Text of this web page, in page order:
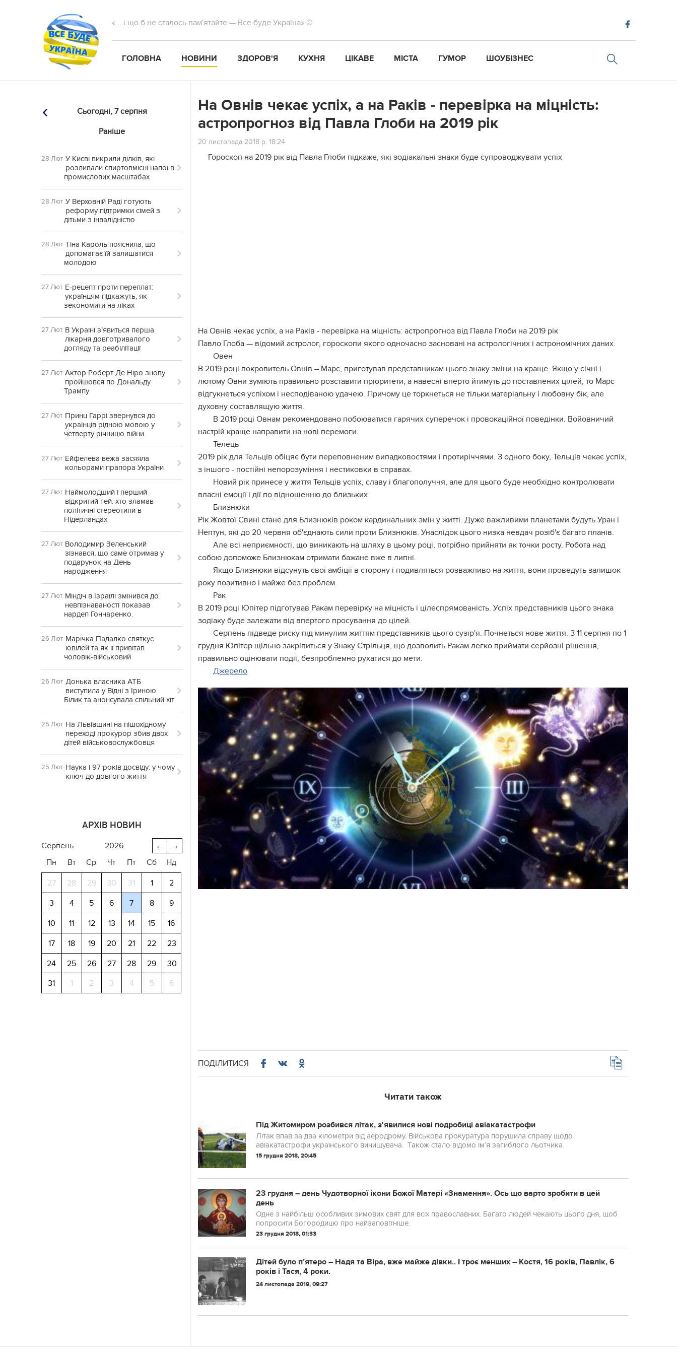
«... і що б не сталось пам'ятайте — Все буде Україна» ©
ГОЛОВНА НОВИНИ ЗДОРОВ'Я КУХНЯ ЦІКАВЕ МІСТА ГУМОР ШОУБІЗНЕС
Сьогодні, 7 серпня
Раніше
28 Лют У Києві викрили ділків, які
розливали спиртовмісні напої в
промислових масштабах
28 Лют У Верховній Раді готують
реформу підтримки сімей з
дітьми з інвалідністю
28 Лют Тіна Кароль пояснила, що
допомагає їй залишатися
молодою
27 Лют Е-рецепт проти переплат:
українцям підкажуть, як
зекономити на ліках
27 Лют В Україні з’явиться перша
лікарня довготривалого
догляду та реабілітації
27 Лют Актор Роберт Де Ніро знову
пройшовся по Дональду
Трампу
27 Лют Принц Гаррі звернувся до
українців рідною мовою у
четверту річницю війни.
27 Лют Ейфелева вежа засяяла
кольорами прапора України
27 Лют Наймолодший і перший
відкритий гей: хто зламав
політичні стереотипи в
Нідерландах
27 Лют Володимир Зеленський
зізнався, що саме отримав у
подарунок на День
народження
27 Лют Міндіч в Ізраїлі змінився до
невпізнаваності показав
нардеп Гончаренко.
26 Лют Марічка Падалко святкує
ювілей та як її привітав
чоловік-військовий
26 Лют Донька власника АТБ
виступила у Відні з Іриною
Білик та анонсувала спільний хіт
25 Лют На Львівщині на пішохідному
переході прокурор збив двох
дітей військовослужбовця
25 Лют Наука і 97 років досвіду: у чому
ключ до довгого життя
АРХІВ НОВИН
→
←
серпень
2026
Пн
Вт Ср Чт Пт Сб Нд
27 28 29 30 31 1
2
3
4 5 6 7 8
9
10
11 12 13 14 15
16
17
18 19 20 21 22
23
24
25 26 27 28 29
30
31
1 2 3 4 5 6
На Овнів чекає успіх, а на Раків - перевірка на міцність:
астропрогноз від Павла Глоби на 2019 рік
20 листопада 2018 р. 18:24
Гороскоп на 2019 рік від Павла Глоби підкаже, які зодіакальні знаки буде супроводжувати успіх
На Овнів чекає успіх, а на Раків - перевірка на міцність: астропрогноз від Павла Глоби на 2019 рік
Павло Глоба — відомий астролог, гороскопи якого одночасно засновані на астрологічних і астрономічних даних.
Овен
В 2019 році покровитель Овнів – Марс, приготував представникам цього знаку зміни на краще. Якщо у січні і
лютому Овни зуміють правильно розставити пріоритети, а навесні вперто йтимуть до поставлених цілей, то Марс
відгукнеться успіхом і несподіваною удачею. Причому це торкнеться не тільки матеріальну і любовну бік, але
духовну составлящую життя.
В 2019 році Овнам рекомендовано побоюватися гарячих суперечок і провокаційної поведінки. Войовничий
настрій краще направити на нові перемоги.
Телець
2019 рік для Тельців обіцяє бути переповненим випадковостями і протиріччями. З одного боку, Тельців чекає успіх,
з іншого - постійні непорозуміння і нестиковки в справах.
Новий рік принесе у життя Тельців успіх, славу і благополуччя, але для цього буде необхідно контролювати
власні емоції і дії по відношенню до близьких
Близнюки
Рік Жовтої Свині стане для Близнюків роком кардинальних змін у житті. Дуже важливими планетами будуть Уран і
Нептун, які до 20 червня об'єднають сили проти Близнюків. Унаслідок цього низка невдач розіб'є багато планів.
Але всі неприємності, що виникають на шляху в цьому році, потрібно прийняти як точки росту. Робота над
собою допоможе Близнюкам отримати бажане вже в липні.
Якщо Близнюки відсунуть свої амбіції в сторону і подивляться розважливо на життя, вони проведуть залишок
року позитивно і майже без проблем.
Рак
В 2019 році Юпітер підготував Ракам перевірку на міцність і цілеспрямованість. Успіх представників цього знака
зодіаку буде залежати від впертого просування до цілей.
Серпень підведе риску під минулим життям представників цього сузір'я. Почнеться нове життя. З 11 серпня по 1
грудня Юпітер щільно закріпиться у Знаку Стрільця, що дозволить Ракам легко приймати серйозні рішення,
правильно оцінювати події, безпроблемно рухатися до мети.
Джерело
ПОДІЛИТИСЯ
Читати також
Під Житомиром розбився літак, з'явилися нові подробиці авіакатастрофи
Літак впав за два кілометри від аеродрому. Військова прокуратура порушила справу щодо
авіакатастрофи українського винищувача. Також стало відомо ім’я загиблого льотчика.
15 грудня 2018, 20:45
23 грудня – день Чудотворної ікони Божої Матері «Знамення». Ось що варто зробити в цей
день
Одне з найбільш особливих зимових свят для всіх православних. Багато людей чекають цього дня, щоб
попросити Богородицю про найзаповітніше.
23 грудня 2018, 01:33
Дітей було п’ятеро – Надя та Віра, вже майже дівки.. І троє менших – Костя, 16 років, Павлік, 6
років і Тася, 4 роки.
24 листопада 2019, 09:27